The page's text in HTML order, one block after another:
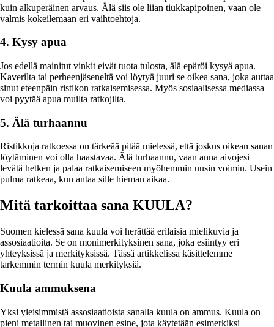
kuin alkuperäinen arvaus. Älä siis ole liian tiukkapipoinen, vaan ole
valmis kokeilemaan eri vaihtoehtoja.
4. Kysy apua
Jos edellä mainitut vinkit eivät tuota tulosta, älä epäröi kysyä apua.
Kaverilta tai perheenjäseneltä voi löytyä juuri se oikea sana, joka auttaa
sinut eteenpäin ristikon ratkaisemisessa. Myös sosiaalisessa mediassa
voi pyytää apua muilta ratkojilta.
5. Älä turhaannu
Ristikkoja ratkoessa on tärkeää pitää mielessä, että joskus oikean sanan
löytäminen voi olla haastavaa. Älä turhaannu, vaan anna aivojesi
levätä hetken ja palaa ratkaisemiseen myöhemmin uusin voimin. Usein
pulma ratkeaa, kun antaa sille hieman aikaa.
Mitä tarkoittaa sana KUULA?
Suomen kielessä sana kuula voi herättää erilaisia mielikuvia ja
assosiaatioita. Se on monimerkityksinen sana, joka esiintyy eri
yhteyksissä ja merkityksissä. Tässä artikkelissa käsittelemme
tarkemmin termin kuula merkityksiä.
Kuula ammuksena
Yksi yleisimmistä assosiaatioista sanalla kuula on ammus. Kuula on
pieni metallinen tai muovinen esine, jota käytetään esimerkiksi